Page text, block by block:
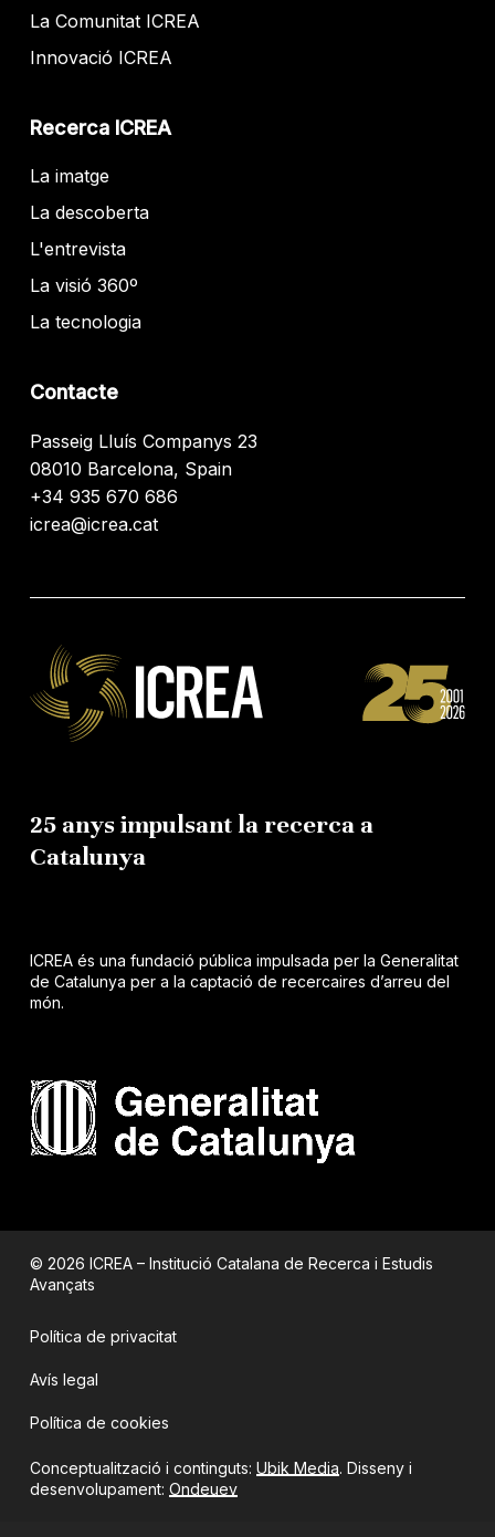
La Comunitat ICREA
Innovació ICREA
Recerca ICREA
La imatge
La descoberta
L'entrevista
La visió 360º
La tecnologia
Contacte
Passeig Lluís Companys 23
08010 Barcelona, Spain
+34 935 670 686
icrea@icrea.cat
25 anys impulsant la recerca a
Catalunya
ICREA és una fundació pública impulsada per la Generalitat
de Catalunya per a la captació de recercaires d’arreu del
món.
© 2026 ICREA – Institució Catalana de Recerca i Estudis
Avançats
Política de privacitat
Avís legal
Política de cookies
Conceptualització i continguts: Ubik Media. Disseny i
desenvolupament: Ondeuev